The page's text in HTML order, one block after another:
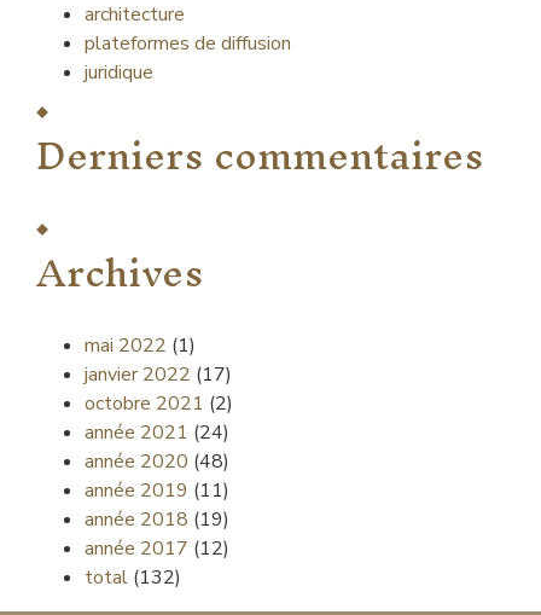
architecture
plateformes de diffusion
juridique
Derniers commentaires
Archives
mai 2022 (1)
janvier 2022 (17)
octobre 2021 (2)
année 2021 (24)
année 2020 (48)
année 2019 (11)
année 2018 (19)
année 2017 (12)
total (132)